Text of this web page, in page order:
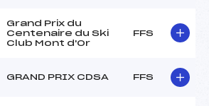
Grand Prix du
Centenaire du Ski
Club Mont d'Or
FFS
GRAND PRIX CDSA FFS